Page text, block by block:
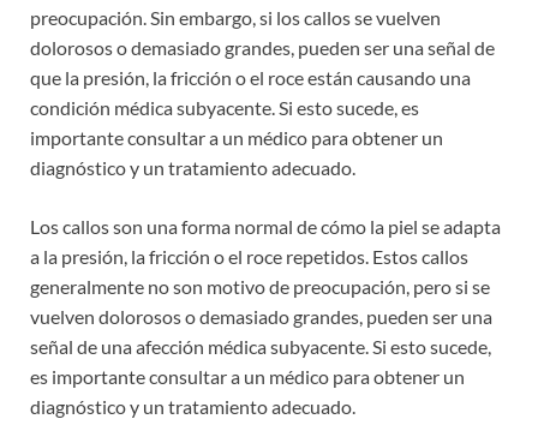
preocupación. Sin embargo, si los callos se vuelven
dolorosos o demasiado grandes, pueden ser una señal de
que la presión, la fricción o el roce están causando una
condición médica subyacente. Si esto sucede, es
importante consultar a un médico para obtener un
diagnóstico y un tratamiento adecuado.
Los callos son una forma normal de cómo la piel se adapta
a la presión, la fricción o el roce repetidos. Estos callos
generalmente no son motivo de preocupación, pero si se
vuelven dolorosos o demasiado grandes, pueden ser una
señal de una afección médica subyacente. Si esto sucede,
es importante consultar a un médico para obtener un
diagnóstico y un tratamiento adecuado.